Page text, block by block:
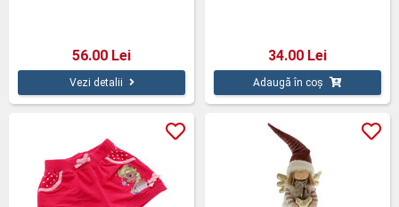
56.00 Lei
Vezi detalii
34.00 Lei
Adaugă în coș